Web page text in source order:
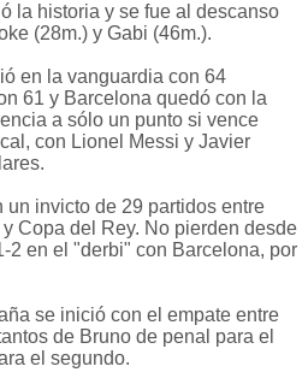
la historia y se fue al descanso
(28m.) y Gabi (46m.).
en la vanguardia con 64
61 y Barcelona quedó con la
a sólo un punto si vence
con Lionel Messi y Javier
un invicto de 29 partidos entre
Copa del Rey. No pierden desde
2 en el "derbi" con Barcelona, por
se inició con el empate entre
de Bruno de penal para el
el segundo.